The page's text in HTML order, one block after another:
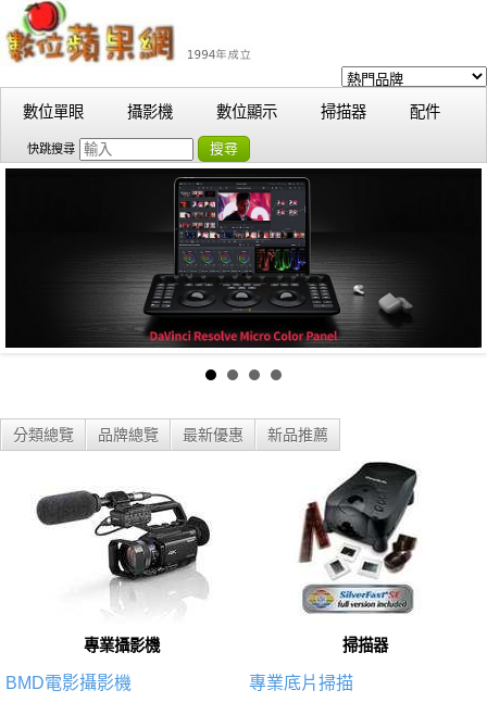
數位單眼 攝影機 數位顯示 掃描器 配件
快跳搜尋 搜尋
分類總覽 品牌總覽 最新優惠 新品推薦
專業攝影機
BMD電影攝影機
掃描器
專業底片掃描